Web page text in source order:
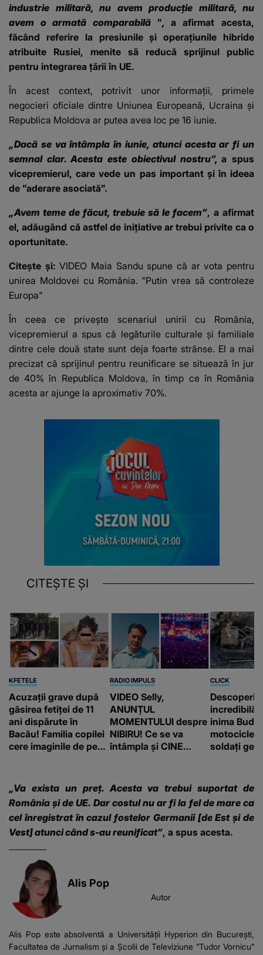
industrie militară, nu avem producție militară, nu
avem o armată comparabilă ”, a afirmat acesta,
făcând referire la presiunile și operațiunile hibride
atribuite Rusiei, menite să reducă sprijinul public
pentru integrarea țării în UE.
În acest context, potrivit unor informații, primele
negocieri oficiale dintre Uniunea Europeană, Ucraina și
Republica Moldova ar putea avea loc pe 16 iunie.
„Dacă se va întâmpla în iunie, atunci acesta ar fi un
semnal clar. Acesta este obiectivul nostru”,a spus
vicepremierul, care vede un pas important și în ideea
de ”aderare asociată”.
„Avem teme de făcut, trebuie să le facem”, a afirmat
el, adăugând că astfel de inițiative ar trebui privite ca o
oportunitate.
Citește și:VIDEO Maia Sandu spune că ar vota pentru
unirea Moldovei cu România. "Putin vrea să controleze
Europa"
În ceea ce privește scenariul unirii cu România,
vicepremierul a spus că legăturile culturale și familiale
dintre cele două state sunt deja foarte strânse. El a mai
precizat că sprijinul pentru reunificare se situează în jur
de 40% în Republica Moldova, în timp ce în România
acesta ar ajunge la aproximativ 70%.
CITEȘTE ȘI
KFETELE
Acuzații grave după
găsirea fetiței de 11
ani dispărute în
Bacău! Familia copilei
cere imaginile de pe
a mai dus sora mea...”
RADIO IMPULS
VIDEO Selly,
ANUNȚUL
MOMENTULUI despre
NIBIRU! Ce se va
întâmpla și CINE
e ciudă că..."
CLICK
incredibilă
inima
soldați
„Va exista un preț. Acesta va trebui suportat de
România și de UE. Dar costul nu ar fi la fel de mare ca
cel înregistrat în cazul fostelor Germanii [de Est și de
Vest] atunci când s-au reunificat”, a spus acesta.
Alis Pop
Autor
Alis Pop este absolventă a Universității Hyperion din București,
Facultatea de Jurnalism și a Școlii de Televiziune ”Tudor Vornicu”